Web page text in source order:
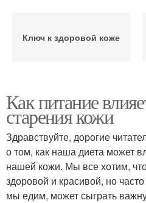
Ключ к здоровой коже
Как питание
старения кожи
Здравствуйте, дорогие
о том, как наша диета может
нашей кожи. Мы все хотим,
здоровой и красивой, но
мы едим, может сыграть